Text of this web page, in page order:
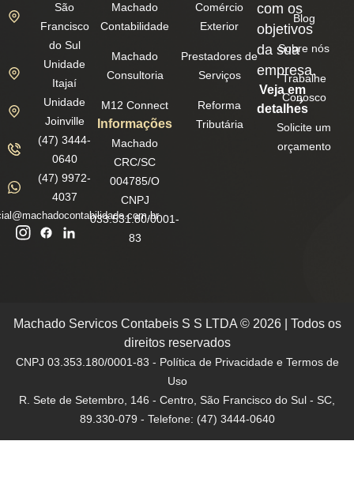
com os
objetivos
da sua
empresa.
Veja em
detalhes
São
Francisco
do Sul
Unidade
Itajaí
Unidade
Joinville
(47) 3444-
0640
(47) 9972-
4037
Machado
Contabilidade
Machado
Consultoria
M12 Connect
Informações
Machado
CRC/SC
004785/O
CNPJ
033.531.80/0001-
83
Comércio
Exterior
Prestadores de
Serviços
Reforma
Tributária
Blog
Sobre nós
Trabalhe
Conosco
Solicite um
orçamento
Machado Servicos Contabeis S S LTDA © 2026 | Todos os
direitos reservados
CNPJ 03.353.180/0001-83 - Política de Privacidade e Termos de
Uso
R. Sete de Setembro, 146 - Centro, São Francisco do Sul - SC,
89.330-079 - Telefone: (47) 3444-0640